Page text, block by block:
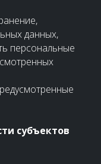
данных,
персональные
субъектов